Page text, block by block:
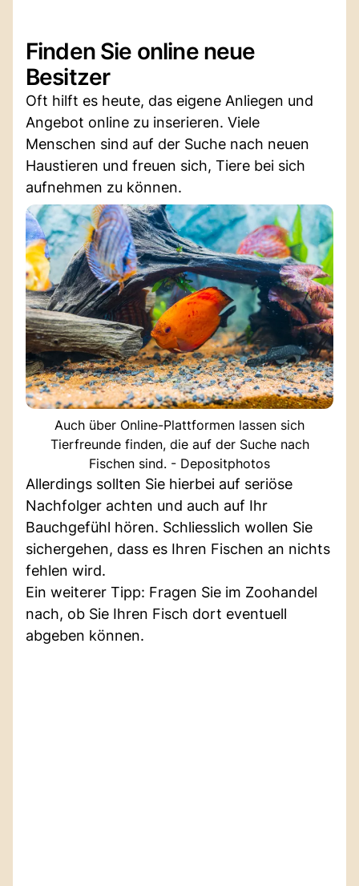
Finden Sie online neue
Besitzer
Oft hilft es heute, das eigene Anliegen und
Angebot online zu inserieren. Viele
Menschen sind auf der Suche nach neuen
Haustieren und freuen sich, Tiere bei sich
aufnehmen zu können.
Auch über Online-Plattformen lassen sich
Tierfreunde finden, die auf der Suche nach
Fischen sind. - Depositphotos
Allerdings sollten Sie hierbei auf seriöse
Nachfolger achten und auch auf Ihr
Bauchgefühl hören. Schliesslich wollen Sie
sichergehen, dass es Ihren Fischen an nichts
fehlen wird.
Ein weiterer Tipp: Fragen Sie im Zoohandel
nach, ob Sie Ihren Fisch dort eventuell
abgeben können.